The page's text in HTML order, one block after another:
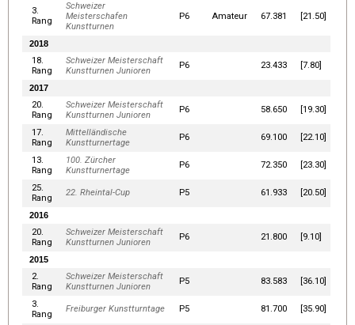
3.
Rang
Schweizer
Meisterschafen
Kunstturnen
P6 Amateur 67.381 [21.50]
2018
18.
Rang
Schweizer Meisterschaft
Kunstturnen Junioren
P6 23.433 [7.80]
2017
20.
Rang
Schweizer Meisterschaft
Kunstturnen Junioren
P6 58.650 [19.30]
17.
Rang
Mittelländische
Kunstturnertage
P6 69.100 [22.10]
13.
Rang
100. Zürcher
Kunstturnertage
P6 72.350 [23.30]
25.
Rang
22. Rheintal-Cup P5 61.933 [20.50]
2016
20.
Rang
Schweizer Meisterschaft
Kunstturnen Junioren
P6 21.800 [9.10]
2015
2.
Rang
Schweizer Meisterschaft
Kunstturnen Junioren
P5 83.583 [36.10]
3.
Rang
Freiburger Kunstturntage P5 81.700 [35.90]